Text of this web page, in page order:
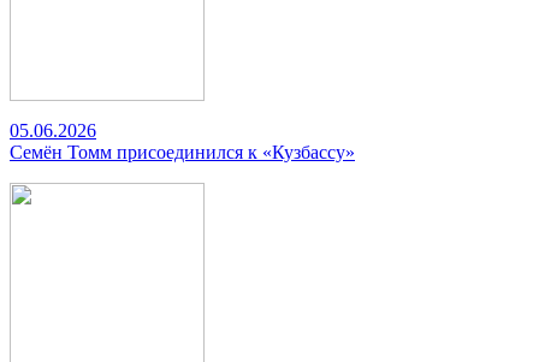
05.06.2026
Семён Томм присоединился к «Кузбассу»